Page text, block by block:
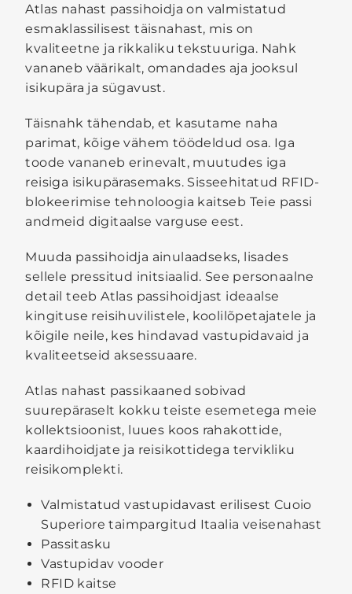
Atlas nahast passihoidja on valmistatud
esmaklassilisest täisnahast, mis on
kvaliteetne ja rikkaliku tekstuuriga. Nahk
vananeb väärikalt, omandades aja jooksul
isikupära ja sügavust.
Täisnahk tähendab, et kasutame naha
parimat, kõige vähem töödeldud osa. Iga
toode vananeb erinevalt, muutudes iga
reisiga isikupärasemaks. Sisseehitatud RFID-
blokeerimise tehnoloogia kaitseb Teie passi
andmeid digitaalse varguse eest.
Muuda passihoidja ainulaadseks, lisades
sellele pressitud initsiaalid. See personaalne
detail teeb Atlas passihoidjast ideaalse
kingituse reisihuvilistele, koolilõpetajatele ja
kõigile neile, kes hindavad vastupidavaid ja
kvaliteetseid aksessuaare.
Atlas nahast passikaaned sobivad
suurepäraselt kokku teiste esemetega meie
kollektsioonist, luues koos rahakottide,
kaardihoidjate ja reisikottidega tervikliku
reisikomplekti.
Valmistatud vastupidavast erilisest Cuoio
Superiore taimpargitud Itaalia veisenahast
Passitasku
Vastupidav vooder
RFID kaitse